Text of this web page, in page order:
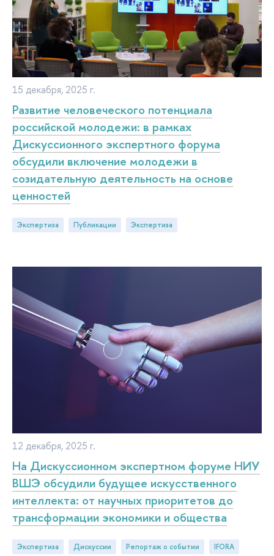
15 декабря, 2025 г.
Развитие человеческого потенциала
российской молодежи: в рамках
Дискуссионного экспертного форума
обсудили включение молодежи в
созидательную деятельность на основе
ценностей
Экспертиза публикации экспертиза
12 декабря, 2025 г.
На Дискуссионном экспертном форуме НИУ
ВШЭ обсудили будущее искусственного
интеллекта: от научных приоритетов до
трансформации экономики и общества
Экспертиза дискуссии репортаж о событии iFORA